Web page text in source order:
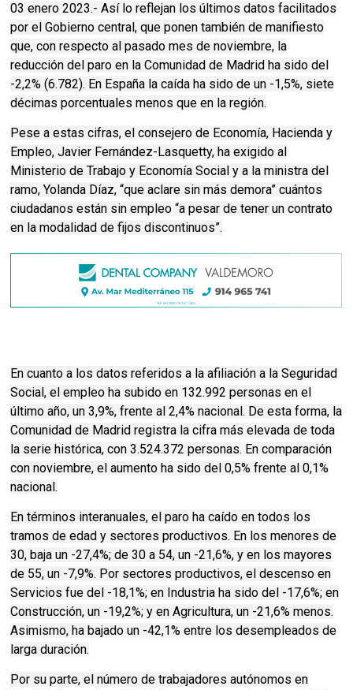
03 enero 2023.- Así lo reflejan los últimos datos facilitados
por el Gobierno central, que ponen también de manifiesto
que, con respecto al pasado mes de noviembre, la
reducción del paro en la Comunidad de Madrid ha sido del
-2,2% (6.782). En España la caída ha sido de un -1,5%, siete
décimas porcentuales menos que en la región.
Pese a estas cifras, el consejero de Economía, Hacienda y
Empleo, Javier Fernández-Lasquetty, ha exigido al
Ministerio de Trabajo y Economía Social y a la ministra del
ramo, Yolanda Díaz, “que aclare sin más demora” cuántos
ciudadanos están sin empleo “a pesar de tener un contrato
en la modalidad de fijos discontinuos”.
En cuanto a los datos referidos a la afiliación a la Seguridad
Social, el empleo ha subido en 132.992 personas en el
último año, un 3,9%, frente al 2,4% nacional. De esta forma, la
Comunidad de Madrid registra la cifra más elevada de toda
la serie histórica, con 3.524.372 personas. En comparación
con noviembre, el aumento ha sido del 0,5% frente al 0,1%
nacional.
En términos interanuales, el paro ha caído en todos los
tramos de edad y sectores productivos. En los menores de
30, baja un -27,4%; de 30 a 54, un -21,6%, y en los mayores
de 55, un -7,9%. Por sectores productivos, el descenso en
Servicios fue del -18,1%; en Industria ha sido del -17,6%; en
Construcción, un -19,2%; y en Agricultura, un -21,6% menos.
Asimismo, ha bajado un -42,1% entre los desempleados de
larga duración.
Por su parte, el número de trabajadores autónomos en